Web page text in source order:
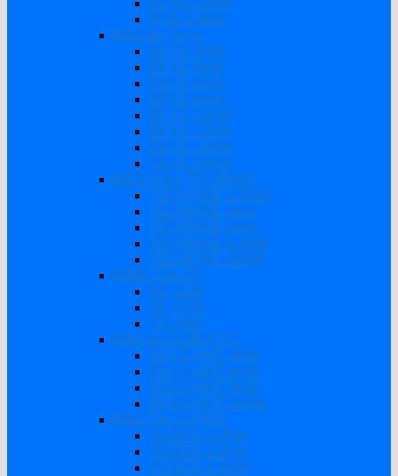
BƠM 7500W
BƠM 15KW
Biến tần Deye
DEYE 3KW
DEYE 5KW
DEYE 6KW
DEYE 8KW
DEYE 10KW
DEYE 12KW
DEYE 16KW
DEYE 20KW
BIẾN TẦN TECHFINE
TECHFINE 1200W
TECHFINE 3KW
TECHFINE 4KW
TECHFINE 6.2KW
TECHFINE 11KW
BIẾN TẦN SP
SP 3200
SP 4200
SP 7000
Biến tần SOROTEC
REVO HMT 4KW
REVO HMT 6KW
REVO HMT 8KW
REVO HMT 11KW
Biến Tần SUOER
SUOER 2.2KW
SUOER 3.2KW
SUOER 4.2KW